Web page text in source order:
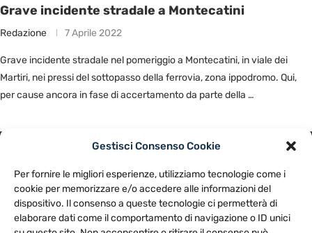
Gestisci Consenso Cookie
Per fornire le migliori esperienze, utilizziamo tecnologie come i
cookie per memorizzare e/o accedere alle informazioni del
dispositivo. Il consenso a queste tecnologie ci permetterà di
elaborare dati come il comportamento di navigazione o ID unici
Grave incidente stradale a Montecatini
Redazione 7 Aprile 2022
Grave incidente stradale nel pomeriggio a Montecatini, in viale dei
Martiri, nei pressi del sottopasso della ferrovia, zona ippodromo. Qui,
per cause ancora in fase di accertamento da parte della …
NOTE LEGALI
CONTATTACI PREFERENZE
TV LIBERA S.P.A.
Via Monteleonese 95/21 – 51100 Pistoia (PT)